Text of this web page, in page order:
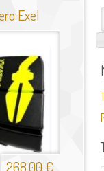
Exel
268,00 €